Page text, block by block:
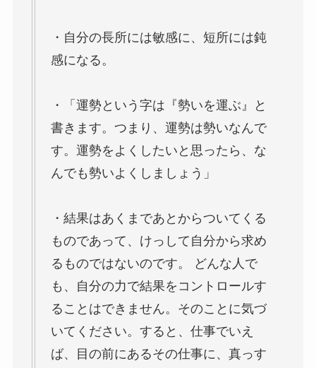
・自分の長所には敏感に、短所には鈍
感になる。
・「運勢という字は『勢いを運ぶ』と
書きます。つまり、運勢は勢いなんで
す。運勢をよくしたいと思ったら、な
んでも勢いよくしましょう」
・結果はあくまであとからついてくる
ものであって、けっして自分から求め
るものではないのです。 どんな人で
も、自分の力で結果をコントロールす
ることはできません。そのことに気づ
いてください。すると、仕事でいえ
ば、目の前にあるその仕事に、真っす